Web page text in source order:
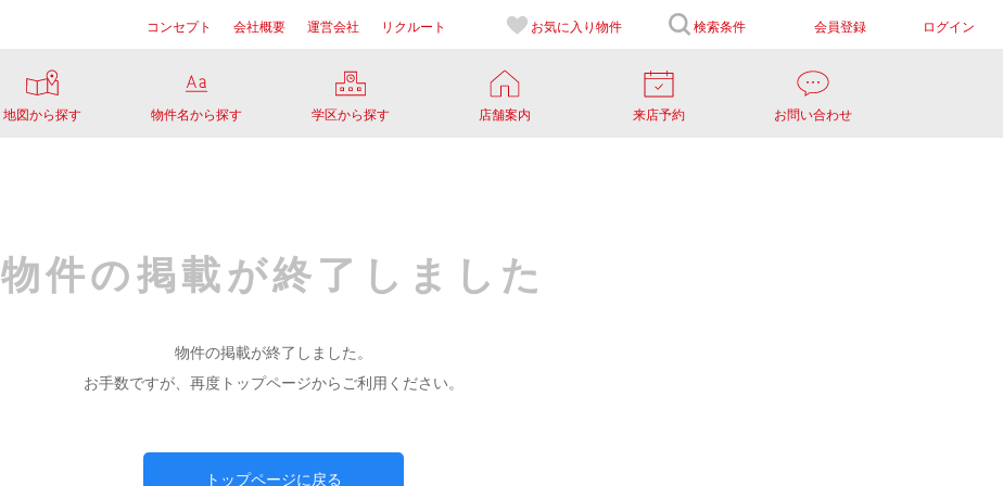
コンセプト 会社概要 運営会社 リクルート お気に入り 物件 検索条件 会員登録 ログイン
地図から探す 物件名から探す 学区から探す 店舗案内 来店予約 お問い合わせ
物件の掲載が終了しました
物件の掲載が終了しました。
お手数ですが、再度トップページからご利用ください。
トップページに戻る